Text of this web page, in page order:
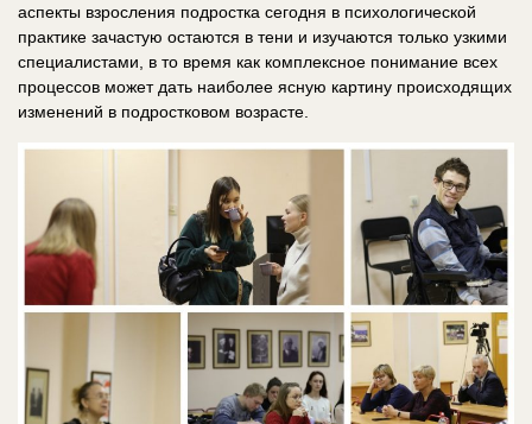
аспекты взросления подростка сегодня в психологической
практике зачастую остаются в тени и изучаются только узкими
специалистами, в то время как комплексное понимание всех
процессов может дать наиболее ясную картину происходящих
изменений в подростковом возрасте.